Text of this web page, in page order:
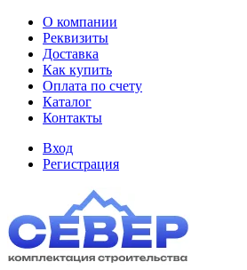
О компании
Реквизиты
Доставка
Как купить
Оплата по счету
Каталог
Контакты
Вход
Регистрация